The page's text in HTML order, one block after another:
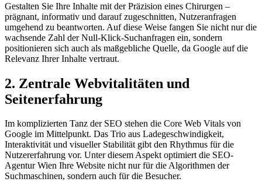
Gestalten Sie Ihre Inhalte mit der Präzision eines Chirurgen –
prägnant, informativ und darauf zugeschnitten, Nutzeranfragen
umgehend zu beantworten. Auf diese Weise fangen Sie nicht nur die
wachsende Zahl der Null-Klick-Suchanfragen ein, sondern
positionieren sich auch als maßgebliche Quelle, da Google auf die
Relevanz Ihrer Inhalte vertraut.
2. Zentrale Webvitalitäten und
Seitenerfahrung
Im komplizierten Tanz der SEO stehen die Core Web Vitals von
Google im Mittelpunkt. Das Trio aus Ladegeschwindigkeit,
Interaktivität und visueller Stabilität gibt den Rhythmus für die
Nutzererfahrung vor. Unter diesem Aspekt optimiert die SEO-
Agentur Wien Ihre Website nicht nur für die Algorithmen der
Suchmaschinen, sondern auch für die Besucher.